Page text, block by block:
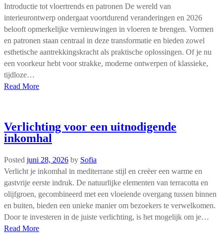
Introductie tot vloertrends en patronen De wereld van
interieurontwerp ondergaat voortdurend veranderingen en 2026
belooft opmerkelijke vernieuwingen in vloeren te brengen. Vormen
en patronen staan centraal in deze transformatie en bieden zowel
esthetische aantrekkingskracht als praktische oplossingen. Of je nu
een voorkeur hebt voor strakke, moderne ontwerpen of klassieke,
tijdloze…
Read More
Verlichting voor een uitnodigende
inkomhal
Posted juni 28, 2026 by Sofia
Verlicht je inkomhal in mediterrane stijl en creëer een warme en
gastvrije eerste indruk. De natuurlijke elementen van terracotta en
olijfgroen, gecombineerd met een vloeiende overgang tussen binnen
en buiten, bieden een unieke manier om bezoekers te verwelkomen.
Door te investeren in de juiste verlichting, is het mogelijk om je…
Read More